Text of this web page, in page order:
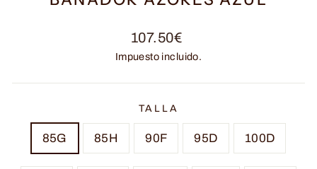
Precio
habitual
107.50€
Impuesto incluido.
TALLA
85G 85H 90F 95D 100D